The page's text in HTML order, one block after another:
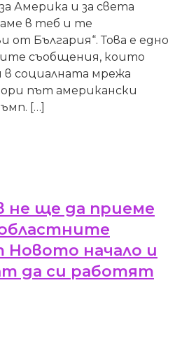
Америка и за света
в теб и те
от България“. Това е едно
съобщения, които
в социалната мрежа
път американски
[…]
не ще да приеме
начало и
да си работят